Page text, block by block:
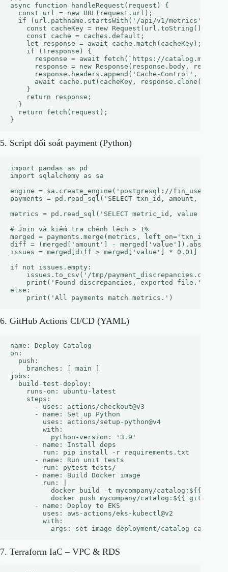
async function handleRequest(request) {
  const url = new URL(request.url);
  if (url.pathname.startsWith('/api/v1/metrics')) {
const cacheKey = new Request(url.toString(),
    const cache = caches.default;
    let response = await cache.match(cacheKey);
    if (!response) {
response = await fetch(`https://
response = new Response(response.body,
response.headers.append('Cache-Control',
      await cache.put(cacheKey, response.clone());
    }
    return response;
  }
  return fetch(request);
5. Script đối soát payment (Python)
import pandas as pd
import sqlalchemy as sa
engine = sa.create_engine('postgresql://
payments = pd.read_sql('SELECT txn_id, amount, status
metrics = pd.read_sql('SELECT metric_id, value FROM
# Join và kiểm tra chênh lệch > 1%
merged = payments.merge(metrics, left_on='txn_id',
diff = (merged['amount'] - merged['value']).abs()
issues = merged[diff > merged['value'] * 0.01]
if not issues.empty:
    issues.to_csv('/tmp/payment_discrepancies.csv')
    print('Found discrepancies, exported file.')
else:
6. GitHub Actions CI/CD (YAML)
name: Deploy Catalog
on:
  push:
    branches: [ main ]
jobs:
  build-test-deploy:
    runs-on: ubuntu-latest
    steps:
      - uses: actions/checkout@v3
      - name: Set up Python
        uses: actions/setup-python@v4
        with:
          python-version: '3.9'
      - name: Install deps
        run: pip install -r requirements.txt
      - name: Run unit tests
        run: pytest tests/
      - name: Build Docker image
        run: |
docker build -t mycompany/catalog:${{
docker push mycompany/catalog:${{
      - name: Deploy to EKS
        uses: aws-actions/eks-kubectl@v2
        with:
7. Terraform IaC – VPC & RDS